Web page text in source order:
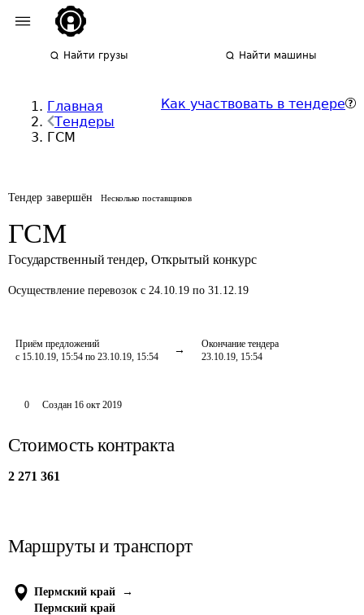
Найти грузы Найти машины
Главная
Тендеры
ГСМ
Как участвовать в тендере
Тендер завершён Несколько поставщиков
ГСМ
Государственный тендер, Открытый конкурс
Осуществление перевозок с 24.10.19 по 31.12.19
Приём предложений
с 15.10.19, 15:54 по 23.10.19, 15:54
Окончание тендера
23.10.19, 15:54
0 Создан 16 окт 2019
Стоимость контракта
2 271 361
Маршруты и транспорт
Пермский край
→
Пермский край